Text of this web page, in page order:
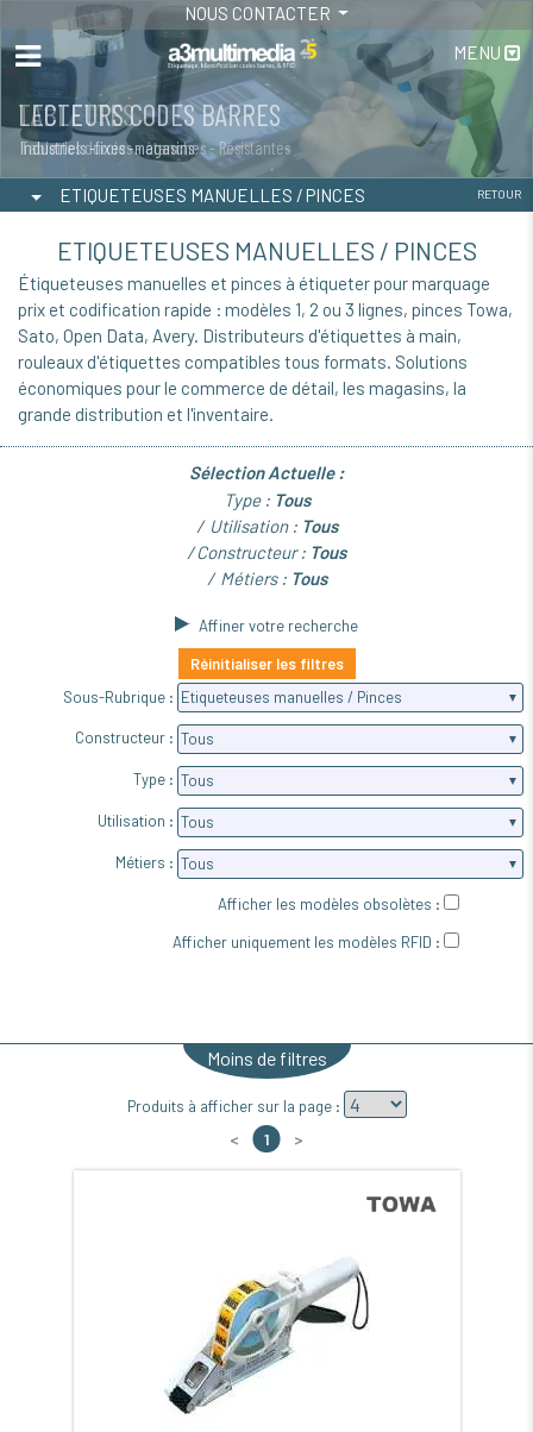
NOUS CONTACTER
MENU
LECTEURS CODES BARRES
Industriels -fixes -magasins
TABLETTES
Tablettes durcies - étanches - Résistantes
ETIQUETEUSES MANUELLES / PINCES RETOUR
ETIQUETEUSES MANUELLES / PINCES
Étiqueteuses manuelles et pinces à étiqueter pour marquage
prix et codification rapide : modèles 1, 2 ou 3 lignes, pinces Towa,
Sato, Open Data, Avery. Distributeurs d'étiquettes à main,
rouleaux d'étiquettes compatibles tous formats. Solutions
économiques pour le commerce de détail, les magasins, la
grande distribution et l'inventaire.
Sélection Actuelle :
Type : Tous
Utilisation : Tous
Constructeur : Tous
Métiers : Tous
Affiner votre recherche
Réinitialiser les filtres
Sous-Rubrique :
Constructeur :
Type :
Utilisation :
Métiers :
Afficher les modèles obsolètes :
Afficher uniquement les modèles RFID :
Moins de filtres
Produits à afficher sur la page :
< 1 >